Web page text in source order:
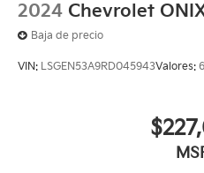
2024 Chevrolet
Baja de precio
VIN: LSGEN53A9RD045943Valores: